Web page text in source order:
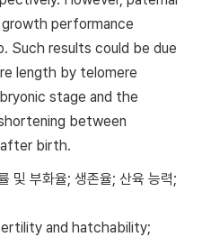
performance
Such results could be due
length by telomere
stage and the
between
after birth.
및 부화율; 생존율; 산육 능력;
and hatchability;